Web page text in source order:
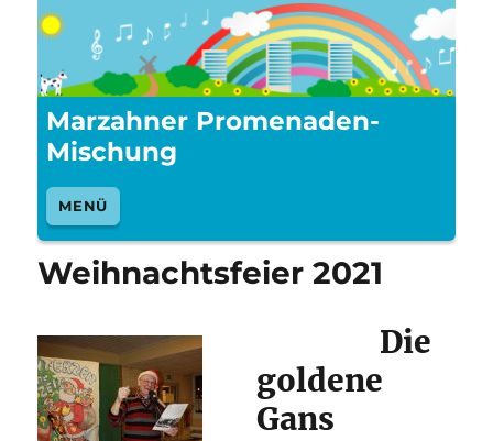
Marzahner Promenaden-
Mischung
MENÜ
Weihnachtsfeier 2021
Die
goldene
Gans